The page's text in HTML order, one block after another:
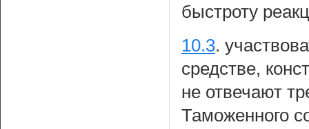
быстроту
10.3.
средстве,
не отвечают
Таможенного